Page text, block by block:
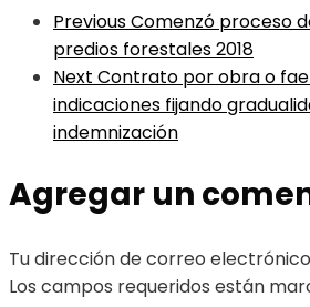
PreviousComenzó proceso
predios forestales 2018
Next Contrato por obra o
indicaciones fijando
indemnización
Agregar un
Tu dirección de correo
Los campos requeridos están